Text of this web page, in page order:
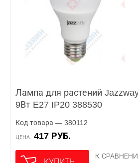
Лампа для растений
9Вт E27 IP20 388530
Код товара — 380112
ЦЕНА 417 РУБ.
К